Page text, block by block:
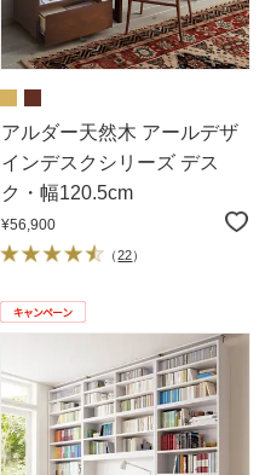
アルダー天然木 アールデザ
インデスクシリーズ デス
ク・幅120.5cm
¥56,900
（22）